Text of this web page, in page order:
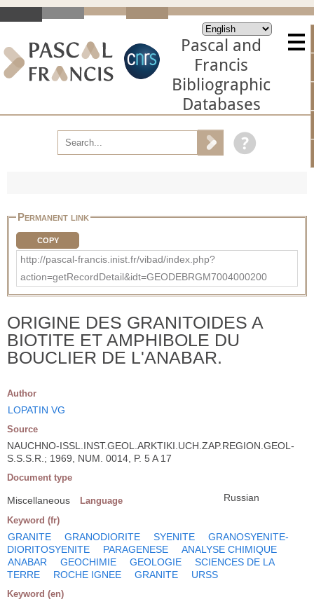
Pascal and
Francis
Bibliographic
Databases
Permanent link
COPY
http://pascal-francis.inist.fr/vibad/index.php?
action=getRecordDetail&idt=GEODEBRGM7004000200
ORIGINE DES GRANITOIDES A
BIOTITE ET AMPHIBOLE DU
BOUCLIER DE L'ANABAR.
Author
LOPATIN VG
Source
NAUCHNO-ISSL.INST.GEOL.ARKTIKI.UCH.ZAP.REGION.GEOL-
S.S.S.R.; 1969, NUM. 0014, P. 5 A 17
Document type
Miscellaneous Language Russian
Keyword (fr)
GRANITE GRANODIORITE SYENITE
GRANOSYENITE-
DIORITOSYENITE
PARAGENESE
ANALYSE CHIMIQUE
ANABAR
GEOCHIMIE GEOLOGIE
SCIENCES DE LA
TERRE
ROCHE IGNEE GRANITE URSS
Keyword (en)